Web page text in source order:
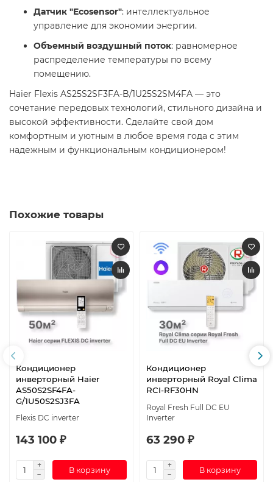
Датчик "Ecosensor": интеллектуальное
управление для экономии энергии.
Объемный воздушный поток: равномерное
распределение температуры по всему
помещению.
Haier Flexis AS25S2SF3FA-B/1U25S2SM4FA — это
сочетание передовых технологий, стильного дизайна и
высокой эффективности. Сделайте свой дом
комфортным и уютным в любое время года с этим
надежным и функциональным кондиционером!
Похожие товары
Кондиционер
инверторный Haier
AS50S2SF4FA-
G/1U50S2SJ3FA
Flexis DC inverter
143 100 ₽
В корзину
Кондиционер
инверторный Royal Clima
RCI-RF30HN
Royal Fresh Full DC EU
Inverter
63 290 ₽
В корзину